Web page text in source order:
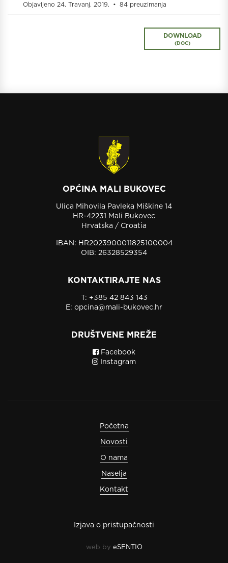
Objavljeno 24. Travanj. 2019. 84 preuzimanja
DOWNLOAD
(DOC)
OPĆINA MALI BUKOVEC
Ulica Mihovila Pavleka Miškine 14
HR-42231 Mali Bukovec
Hrvatska / Croatia
IBAN: HR2023900011825100004
OIB: 26328529354
KONTAKTIRAJTE NAS
T: +385 42 843 143
E: opcina@mali-bukovec.hr
DRUŠTVENE MREŽE
Facebook
Instagram
Početna
Novosti
O nama
Naselja
Kontakt
Izjava o pristupačnosti
web by eSENTIO